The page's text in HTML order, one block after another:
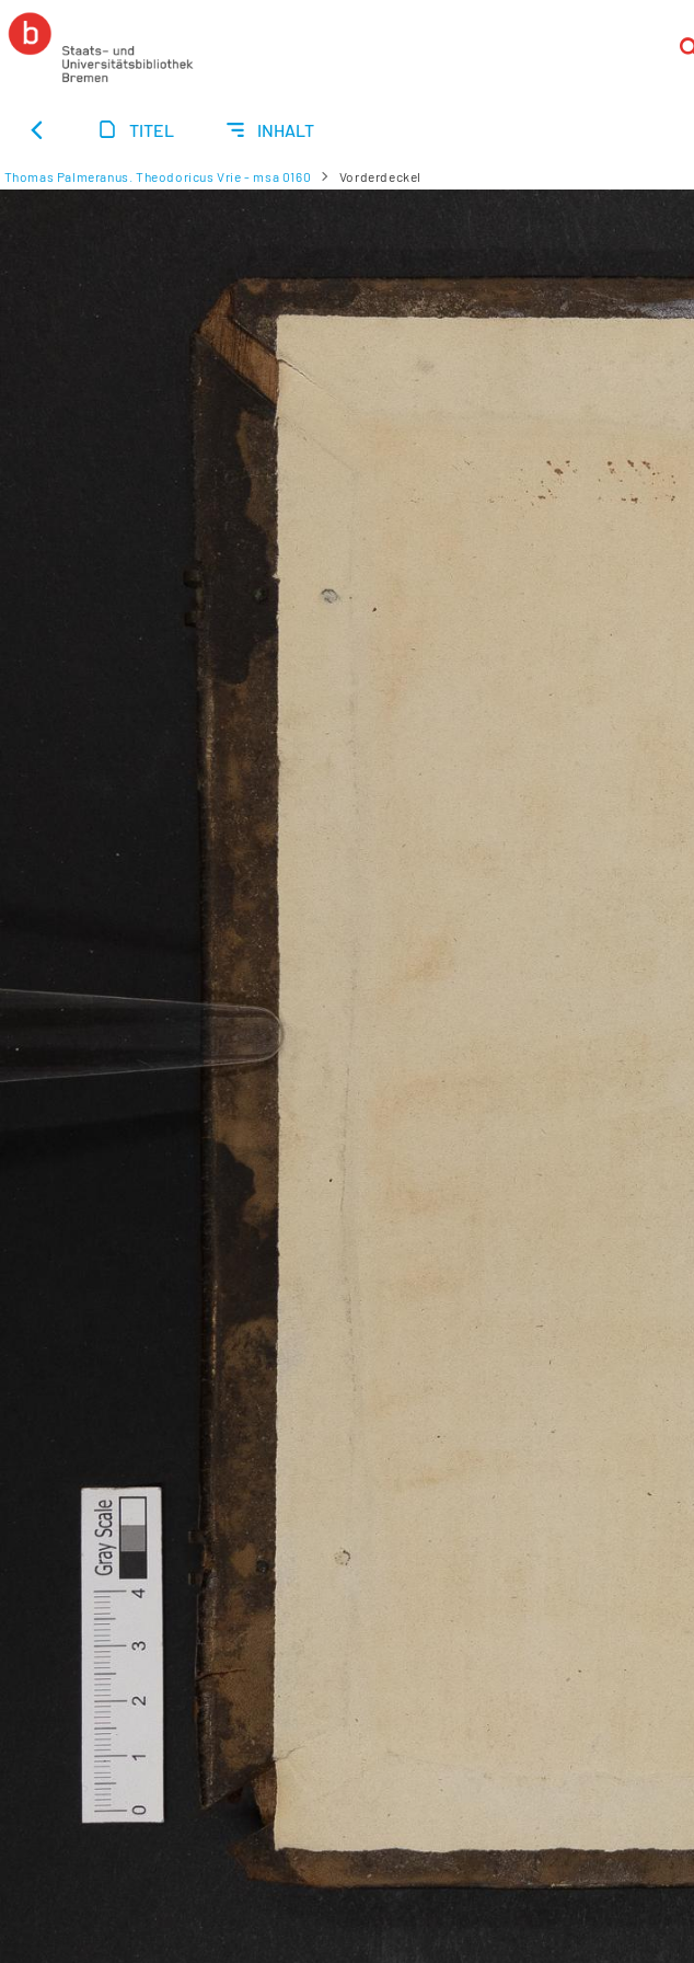
TITEL INHALT
Thomas Palmeranus. Theodoricus Vrie - msa 0160 Vorderdeckel